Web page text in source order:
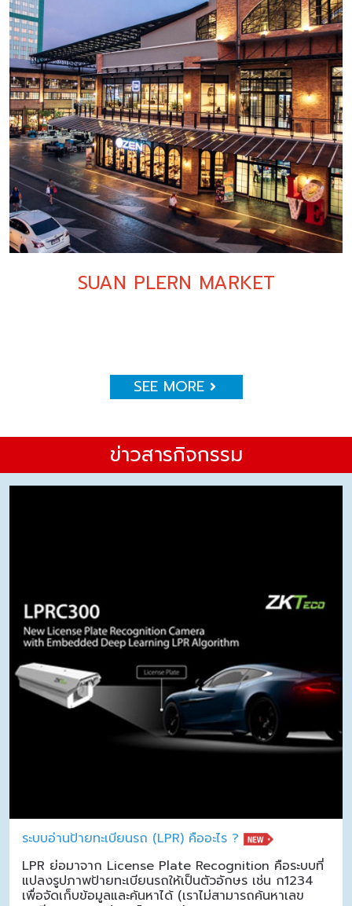
SUAN PLERN MARKET
SEE MORE
ข่าวสารกิจกรรม
ระบบอ่านป้ายทะเบียนรถ (LPR) คืออะไร ?
LPR ย่อมาจาก License Plate Recognition คือระบบที่
แปลงรูปภาพป้ายทะเบียนรถให้เป็นตัวอักษร เช่น ก1234
เพื่อจัดเก็บข้อมูลและค้นหาได้ (เราไม่สามารถค้นหาเลข